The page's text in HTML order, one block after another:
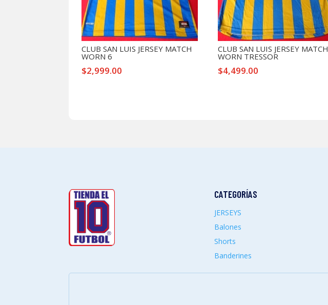
CLUB SAN LUIS JERSEY MATCH
WORN 6
$2,999.00
CLUB SAN LUIS JERSEY MATCH
WORN TRESSOR
$4,499.00
CATEGORÍAS
JERSEYS
Balones
Shorts
Banderines